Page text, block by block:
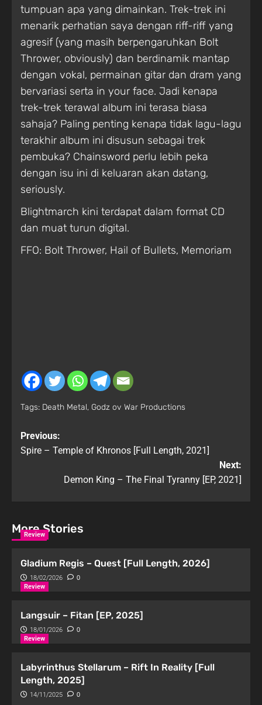
tumpuan apa yang dimainkan. Trek-trek ini
menarik perhatian saya dengan riff-riff yang
agresif (yang masih berpengaruhkan Bolt
Thrower, obviously) dan berdinamik mantap
dengan vokal, permainan gitar dan dram yang
bervariasi serta in your face. Jadi kenapa
trek-trek terawal album ini terasa biasa
sahaja? Paling penting kenapa tidak lagu-lagu
terakhir album ini disusun sebagai trek
pembuka? Chainsword perlu lebih peka
dengan isu ini di keluaran akan datang,
seriously.
Blightmarch kini terdapat dalam format CD
dan muat turun digital.
FFO: Bolt Thrower, Hail of Bullets, Memoriam
Tags: Death Metal, Godz ov War Productions
Previous:
Spire – Temple of Khronos [Full Length, 2021]
Next:
Demon King – The Final Tyranny [EP, 2021]
More Stories
Review
Gladium Regis – Quest [Full Length, 2026]
18/02/2026 0
Review
Langsuir – Fitan [EP, 2025]
18/01/2026 0
Review
Labyrinthus Stellarum – Rift In Reality [Full
Length, 2025]
14/11/2025 0